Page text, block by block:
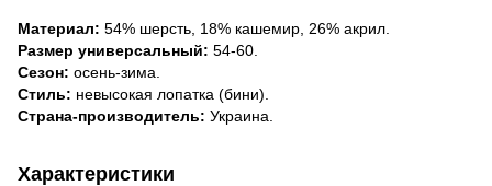
Материал: 54% шерсть, 18% кашемир, 26% акрил.
Размер универсальный: 54-60.
Сезон: осень-зима.
Стиль: невысокая лопатка (бини).
Страна-производитель: Украина.
Характеристики